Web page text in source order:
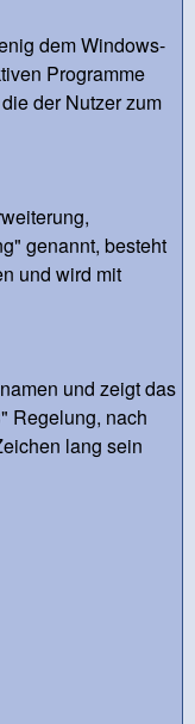
dem Windows-
Programme
der Nutzer zum
genannt, besteht
und wird mit
und zeigt das
Regelung, nach
lang sein